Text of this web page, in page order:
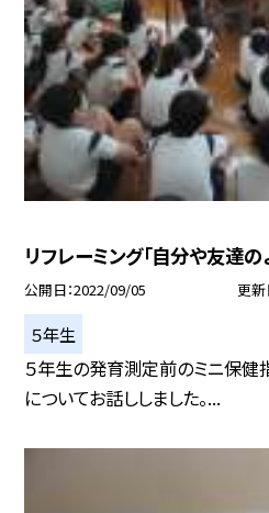
リフレーミング「自分や友達の
公開日 2022/09/05 更新
５年生
５年生の発育測定前のミニ保健指
についてお話ししました。...